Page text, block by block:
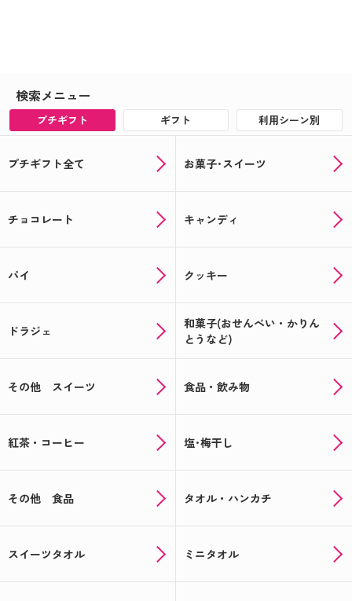
検索メニュー
プチギフト ギフト 利用シーン別
プチギフト全て お菓子･スイーツ
チョコレート キャンディ
パイ クッキー
ドラジェ
和菓子(おせんべい・かりん
とうなど)
その他 スイーツ 食品・飲み物
紅茶・コーヒー 塩･梅干し
その他 食品 タオル・ハンカチ
スイーツタオル ミニタオル